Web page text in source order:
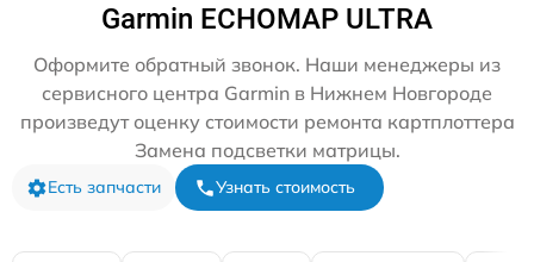
Garmin ECHOMAP ULTRA
Оформите обратный звонок. Наши менеджеры из
сервисного центра Garmin в Нижнем Новгороде
произведут оценку стоимости ремонта картплоттера
Замена подсветки матрицы.
Есть запчасти Узнать стоимость